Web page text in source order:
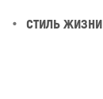
стиль жизни